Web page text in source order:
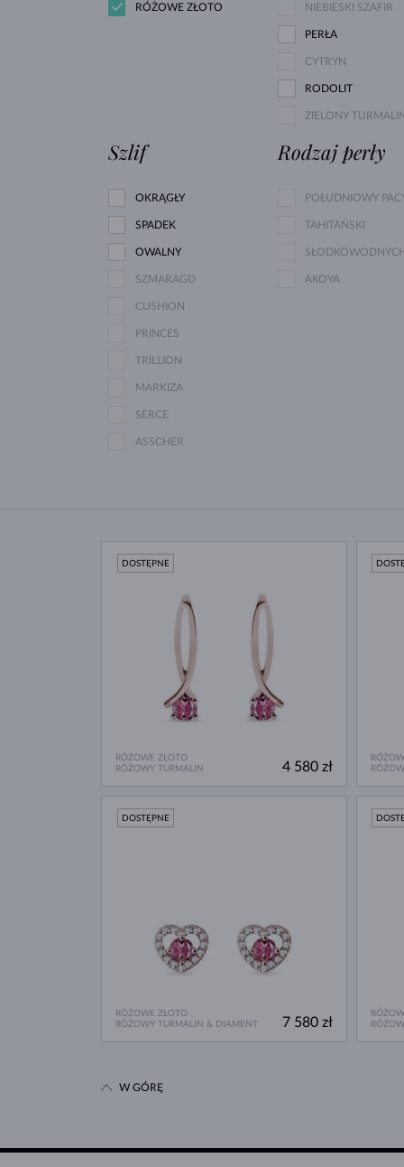
RÓŻOWE ZŁOTO NIEBIESKI SZAFIR
PERŁA
CYTRYN
RODOLIT
ZIELONY
Szlif
OKRĄGŁY
SPADEK
OWALNY
SZMARAGD
CUSHION
PRINCES
TRILLION
MARKIZA
SERCE
ASSCHER
Rodzaj perły
POŁUDNIOWY
TAHITAŃSKI
AKOYA
RÓŻOWE ZŁOTO
RÓŻOWY TURMALIN
DOSTĘPNE
4 580 zł
RÓŻOWE ZŁOTO
RÓŻOWY TURMALIN & DIAMENT
DOSTĘPNE
7 580 zł
W GÓRĘ